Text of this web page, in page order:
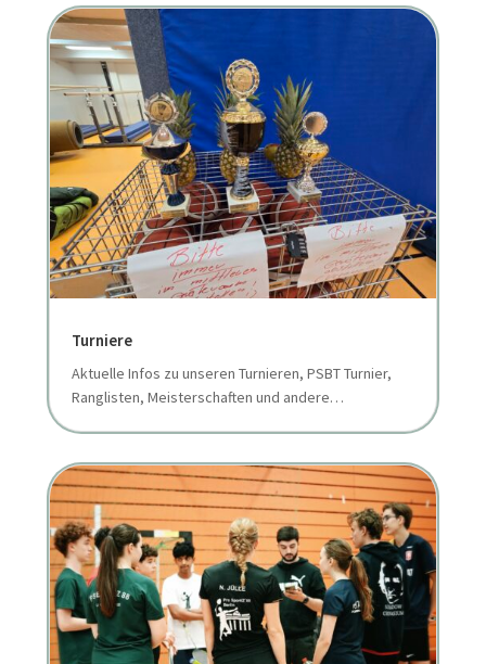
Turniere
Aktuelle Infos zu unseren Turnieren, PSBT Turnier,
Ranglisten, Meisterschaften und andere…